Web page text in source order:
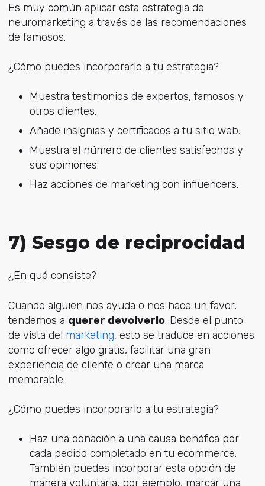
Es muy común aplicar esta estrategia de
neuromarketing a través de las recomendaciones
de famosos.
¿Cómo puedes incorporarlo a tu estrategia?
Muestra testimonios de expertos, famosos y
otros clientes.
Añade insignias y certificados a tu sitio web.
Muestra el número de clientes satisfechos y
sus opiniones.
Haz acciones de marketing con influencers.
7) Sesgo de reciprocidad
¿En qué consiste?
Cuando alguien nos ayuda o nos hace un favor,
tendemos a querer devolverlo. Desde el punto
de vista del marketing, esto se traduce en acciones
como ofrecer algo gratis, facilitar una gran
experiencia de cliente o crear una marca
memorable.
¿Cómo puedes incorporarlo a tu estrategia?
Haz una donación a una causa benéfica por
cada pedido completado en tu ecommerce.
También puedes incorporar esta opción de
manera voluntaria, por ejemplo, marcar una